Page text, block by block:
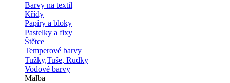
Barvy na textil
Křídy
Papíry a bloky
Pastelky a fixy
Štětce
Temperové barvy
Tužky,Tuše, Rudky
Vodové barvy
Malba